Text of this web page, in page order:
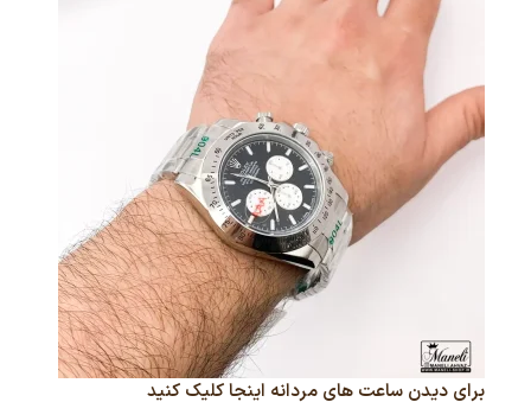
برای دیدن ساعت های مردانه اینجا کلیک کنید